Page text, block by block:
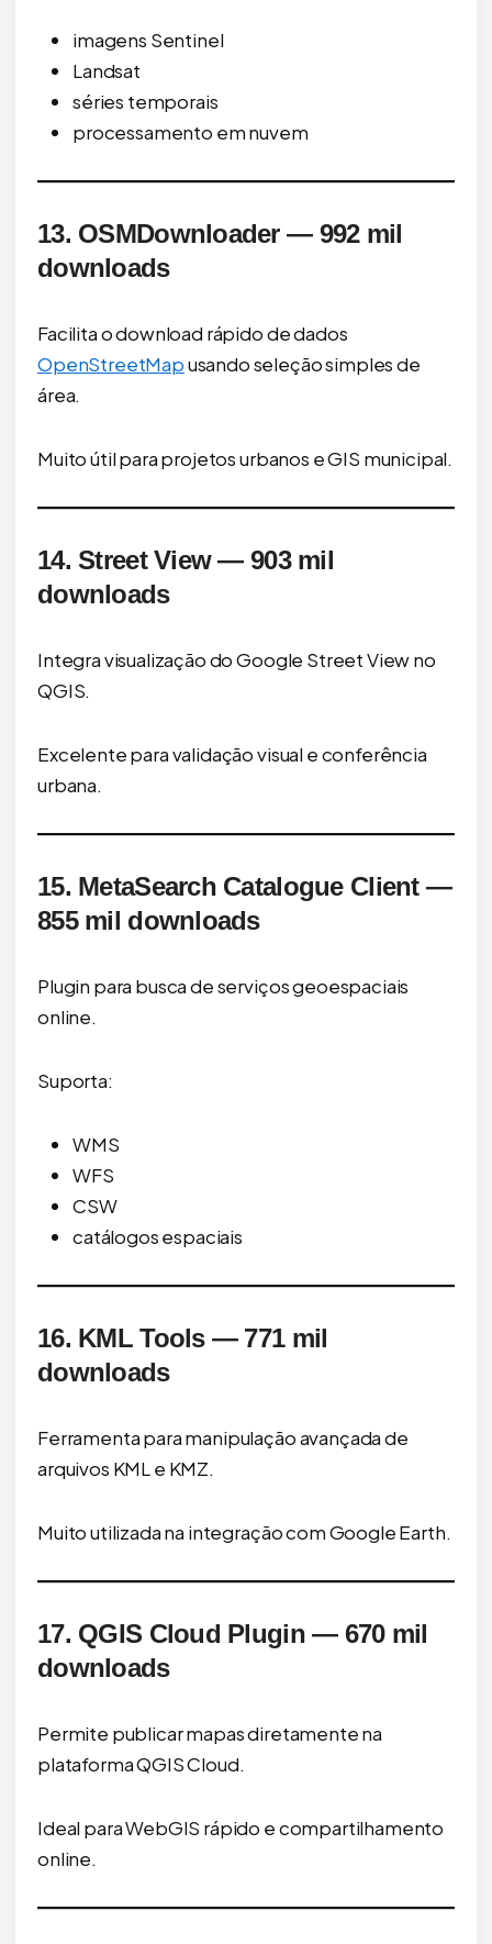
imagens Sentinel
Landsat
séries temporais
processamento em nuvem
13. OSMDownloader — 992 mil
downloads
Facilita o download rápido de dados
OpenStreetMapusando seleção simples de
área.
Muito útil para projetos urbanos e GIS municipal.
14. Street View — 903 mil
downloads
Integra visualização do Google Street View no
QGIS.
Excelente para validação visual e conferência
urbana.
15. MetaSearch Catalogue Client —
855 mil downloads
Plugin para busca de serviços geoespaciais
online.
Suporta:
WMS
WFS
CSW
catálogos espaciais
16. KML Tools — 771 mil
downloads
Ferramenta para manipulação avançada de
arquivos KML e KMZ.
Muito utilizada na integração com Google Earth.
17. QGIS Cloud Plugin — 670 mil
downloads
Permite publicar mapas diretamente na
plataforma QGIS Cloud.
Ideal para WebGIS rápido e compartilhamento
online.